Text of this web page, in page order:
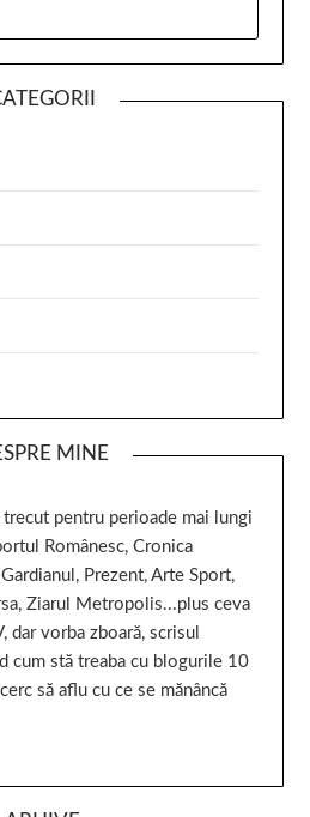
MINE
pentru perioade mai lungi
Românesc, Cronica
Prezent, Arte Sport,
Ziarul Metropolis...plus ceva
vorba zboară, scrisul
cum stă treaba cu blogurile 10
să aflu cu ce se mănâncă